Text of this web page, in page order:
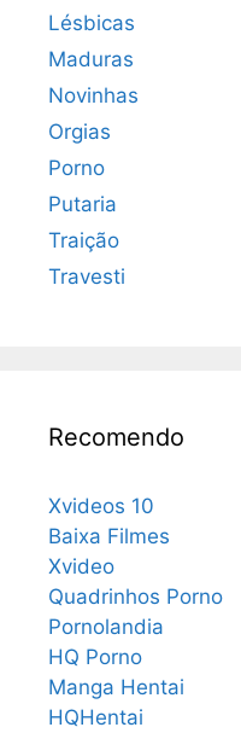
Lésbicas
Maduras
Novinhas
Orgias
Porno
Putaria
Traição
Travesti
Recomendo
Xvideos 10
Baixa Filmes
Xvideo
Quadrinhos Porno
Pornolandia
HQ Porno
Manga Hentai
HQHentai